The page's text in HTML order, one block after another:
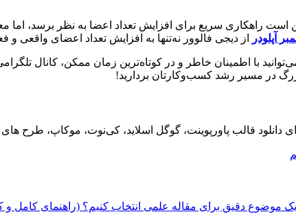
است راهکاری سریع برای افزایش تعداد اعضا به نظر برسد،
آپلودر از دیجی فالوور نه‌تنها به افزایش تعداد اعضای واقعی
با اطمینان خاطر و در کوتاه‌ترین زمان ممکن، کانال
در مسیر رشد کسب‌وکارتان بردارید!
دانلود قالب پاورپوینت، گوگل اسلاید، کی‌نوت، موکاپ، طرح